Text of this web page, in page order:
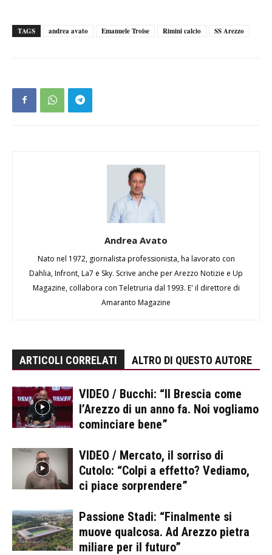
TAGS andrea avato Emanuele Troise Rimini calcio SS Arezzo
Andrea Avato
Nato nel 1972, giornalista professionista, ha lavorato con
Dahlia, Infront, La7 e Sky. Scrive anche per Arezzo Notizie e Up
Magazine, collabora con Teletruria dal 1993. E' il direttore di
Amaranto Magazine
ARTICOLI CORRELATI ALTRO DI QUESTO AUTORE
VIDEO / Bucchi: “Il Brescia come
l’Arezzo di un anno fa. Noi vogliamo
cominciare bene”
VIDEO / Mercato, il sorriso di
Cutolo: “Colpi a effetto? Vediamo,
ci piace sorprendere”
Passione Stadi: “Finalmente si
muove qualcosa. Ad Arezzo pietra
miliare per il futuro”